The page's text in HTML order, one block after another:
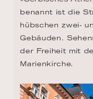
benannt ist die
hübschen zwei-
Gebäuden.
der Freiheit mit
Marienkirche.